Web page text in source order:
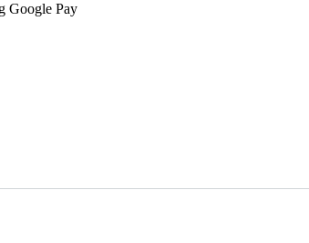
Google Pay